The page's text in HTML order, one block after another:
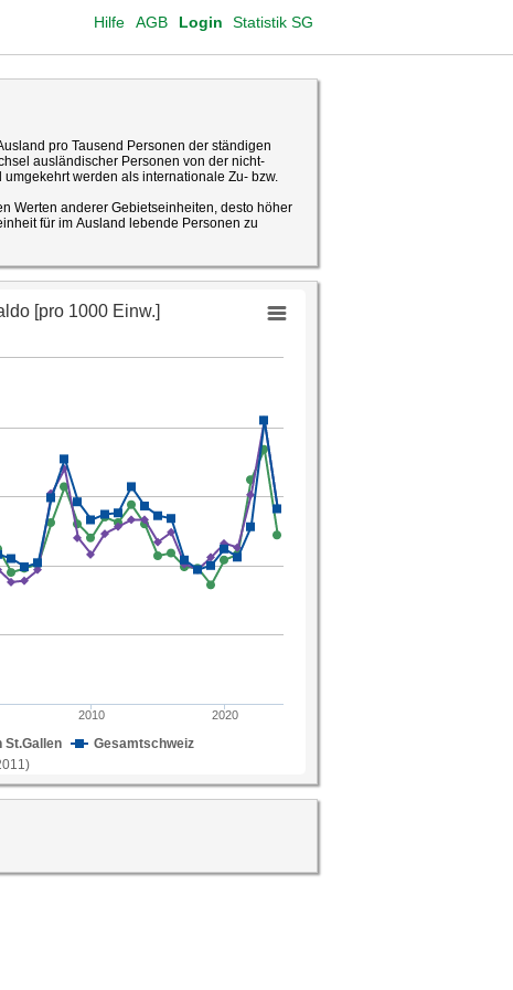
Login Statistik SG
AGB
Hilfe
pro Tausend Personen der ständigen
ausländischer Personen von der nicht-
werden als internationale Zu- bzw.
Werten anderer Gebietseinheiten, desto höher
für im Ausland lebende Personen zu
2011)